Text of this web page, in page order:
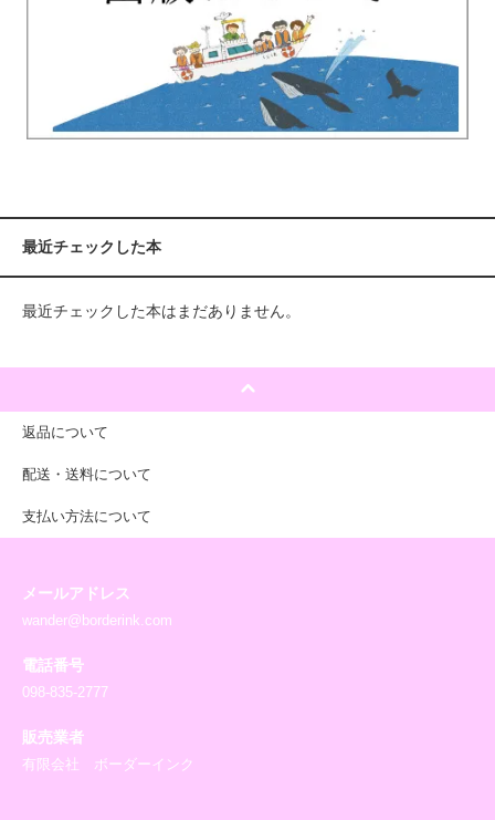
最近チェックした本
最近チェックした本はまだありません。
返品について
配送・送料について
支払い方法について
メールアドレス
wander@borderink.com
電話番号
098-835-2777
販売業者
有限会社 ボーダーインク